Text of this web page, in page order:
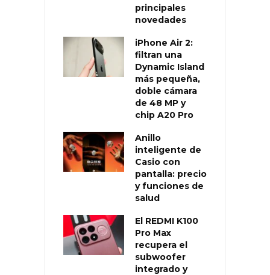
principales
novedades
iPhone Air 2:
filtran una
Dynamic Island
más pequeña,
doble cámara
de 48 MP y
chip A20 Pro
Anillo
inteligente de
Casio con
pantalla: precio
y funciones de
salud
El REDMI K100
Pro Max
recupera el
subwoofer
integrado y